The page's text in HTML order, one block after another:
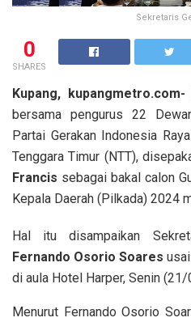
Sekretaris
0
SHARES
Kupang, kupangmetro.com-
bersama pengurus 22
Partai Gerakan Indonesia
Tenggara Timur (NTT),
Francis sebagai bakal calon
Kepala Daerah (Pilkada) 2024
Hal itu disampaikan
Fernando Osorio Soares
di aula Hotel Harper, Senin
Menurut Fernando Osorio